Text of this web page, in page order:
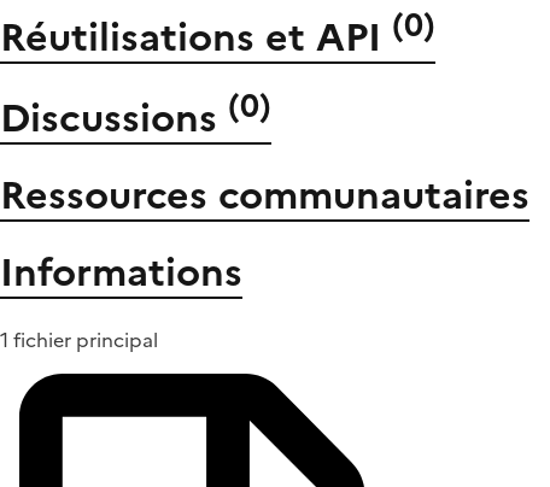
Réutilisations et API (0)
Discussions (0)
Ressources communautaires
Informations
1 fichier principal